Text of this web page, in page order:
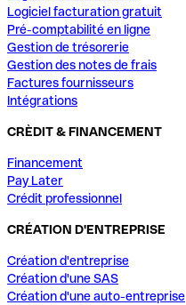
Logiciel facturation gratuit
Pré-comptabilité en ligne
Gestion de trésorerie
Gestion des notes de frais
Factures fournisseurs
Intégrations
CRÈDIT & FINANCEMENT
Financement
Pay Later
Crédit professionnel
CRÉATION D'ENTREPRISE
Création d'entreprise
Création d'une SAS
Création d'une auto-entreprise